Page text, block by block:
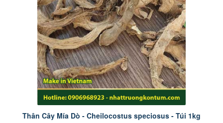
Thân Cây Mía Dò - Cheilocostus speciosus - Túi 1kg